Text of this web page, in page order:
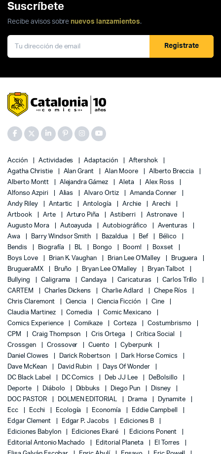
Suscríbete
Recibe avisos sobre nuevos lanzamientos.
Registrate
Acción Actividades Adaptación
Aftershok
Agatha Christie
Alan Grant Alan Moore
Alberto Breccia
Alberto Montt
Alejandra Gámez Aleta
Alex Ross
Alfonso Azpiri
Alias Alvaro Ortiz
Amanda Conner
Andy Riley
Antartic Antología Archie
Arechi
Artbook
Arte Arturo Piña Astiberri
Astronave
Augusto Mora
Autoayuda Autobiográfico
Aventuras
Awa
Barry Windsor Smith Bazaldua Bef
Bélico
Bendis
Biografía BL Bongo Boom!
Boxset
Boys Love
Brian K. Vaughan Brian Lee O'Malley
Bruguera
BrugueraMX
Bruño Bryan Lee O'Malley
Bryan Talbot
Bullying
Caligrama Candaya Caricaturas
Carlos Trillo
CARTEM
Charles Dickens Charlie Adlard
Chepe Ríos
Chris Claremont
Ciencia Ciencia Ficción
Cine
Claudia Martinez
Comedia
Comic Mexicano
Comics Experience
Comikaze Corteza
Costumbrismo
CPM
Craig Thompson Cris Ortega
Crítica Social
Crossgen
Crossover Cuento
Cyberpunk
Daniel Clowes
Darick Robertson
Dark Horse Comics
Dave McKean
David Rubin
Days Of Wonder
DC Black Label
DC Comics Deb JJ Lee
DeBolsillo
Deporte
Diábolo Dibbuks Diego Pun
Disney
DOC PASTOR
DOLMEN EDITORIAL Drama
Dynamite
Ecc
Ecchi Ecología Economía
Eddie Campbell
Edgar Clement
Edgar P. Jacobs
Ediciones B
Ediciones Babylon
Ediciones Ekaré
Edicions Ponent
Editorial Antonio Machado
Editorial Planeta
El Torres